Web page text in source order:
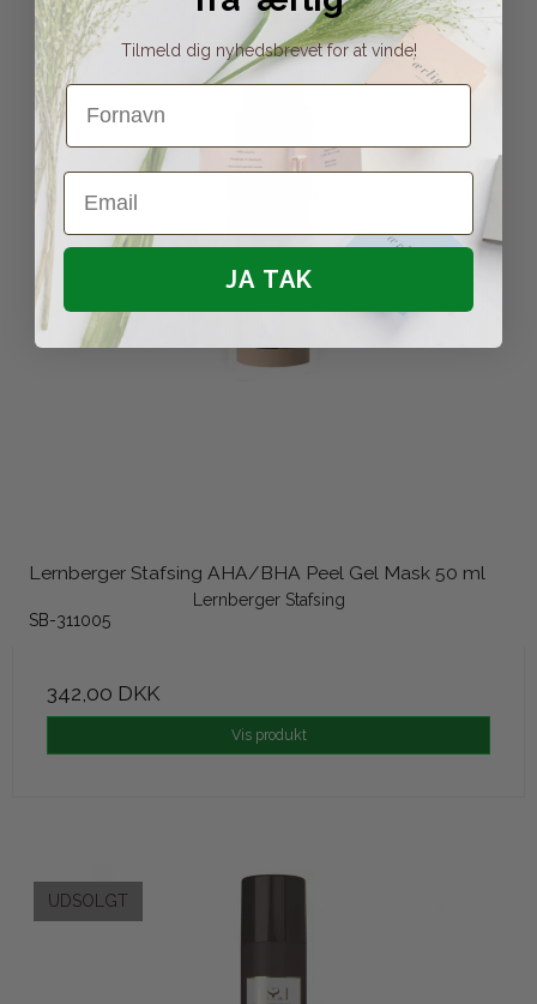
Lernberger Stafsing AHA/BHA Peel Gel Mask 50 ml
Lernberger Stafsing
SB-311005
342,00 DKK
Vis produkt
UDSOLGT
Tilmeld dig nyhedsbrevet for at vinde!
Fornavn
Email
JA TAK